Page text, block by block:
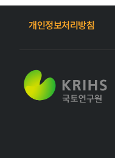
개인정보처리방침